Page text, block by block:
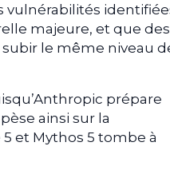
vulnérabilités
majeure, et que des
le même niveau
prépare
ainsi sur la
et Mythos 5 tombe à